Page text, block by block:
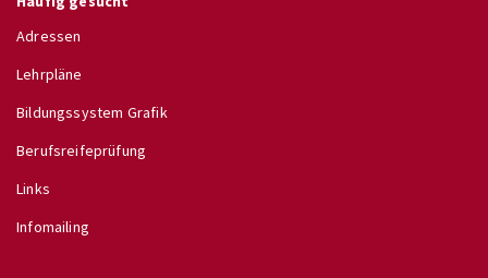
Adressen
Lehrpläne
Bildungssystem Grafik
Berufsreifeprüfung
Links
Infomailing